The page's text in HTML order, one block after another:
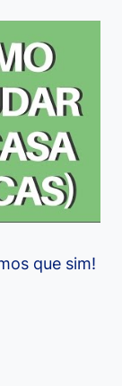
que sim!